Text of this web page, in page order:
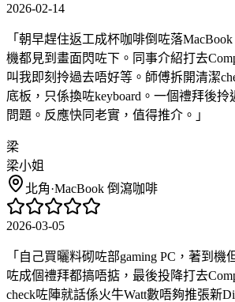
2026-02-14
「 朝早趕住返工成杯咖啡倒咗落MacBook
機都見到畫面閃咗下。同事介紹打去
叫我即刻拎過去唔好等。師傅拆開清潔
底板，只係換咗keyboard。一個禮拜後
問題。反應快同老實，值得推介。 」
梁
梁小姐
北角·MacBook 倒瀉咖啡
2026-03-05
「 自己買曬料砌咗部gaming PC，著到機
咗成個禮拜都搞唔掂，最後投降打去
check咗陣就話係火牛Watt數唔夠推張新